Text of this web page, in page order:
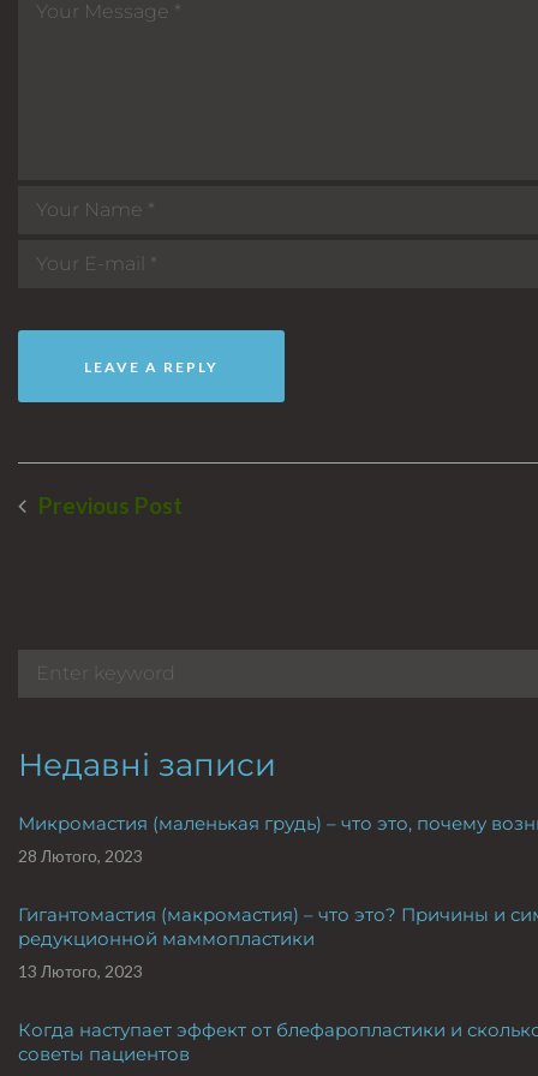
Previous Post
Недавні записи
Микромастия (маленькая грудь) – что это, почему
28 Лютого, 2023
Гигантомастия (макромастия) – что это? Причины и
редукционной маммопластики
13 Лютого, 2023
Когда наступает эффект от блефаропластики и
советы пациентов